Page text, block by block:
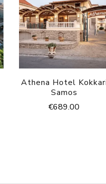
Athena Hotel
Samos
€689.00